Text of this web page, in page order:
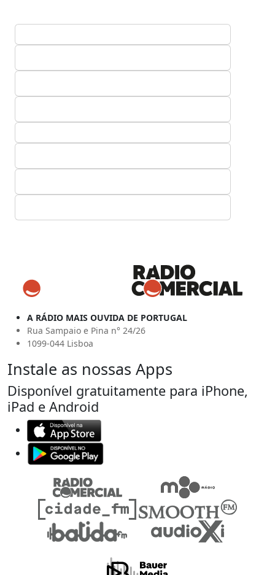
A RÁDIO MAIS OUVIDA DE PORTUGAL
Rua Sampaio e Pina n° 24/26
1099-044 Lisboa
Instale as nossas Apps
Disponível gratuitamente para iPhone,
iPad e Android